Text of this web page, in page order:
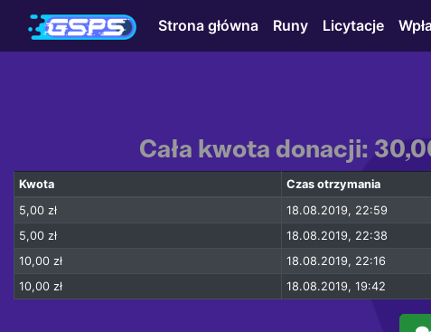
Strona główna Runy Licytacje
Cała kwota donacji:
Kwota Czas otrzymania
5,00 zł
18.08.2019, 22:59
5,00 zł
18.08.2019, 22:38
10,00 zł
18.08.2019, 22:16
10,00 zł
18.08.2019, 19:42